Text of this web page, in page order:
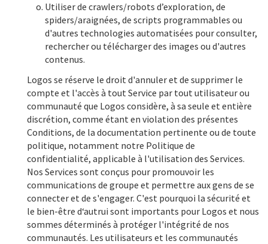
Utiliser de crawlers/robots d’exploration, de
spiders/araignées, de scripts programmables ou
d'autres technologies automatisées pour consulter,
rechercher ou télécharger des images ou d'autres
contenus.
Logos se réserve le droit d'annuler et de supprimer le
compte et l'accès à tout Service par tout utilisateur ou
communauté que Logos considère, à sa seule et entière
discrétion, comme étant en violation des présentes
Conditions, de la documentation pertinente ou de toute
politique, notamment notre Politique de
confidentialité, applicable à l'utilisation des Services.
Nos Services sont conçus pour promouvoir les
communications de groupe et permettre aux gens de se
connecter et de s'engager. C'est pourquoi la sécurité et
le bien-être d‘autrui sont importants pour Logos et nous
sommes déterminés à protéger l'intégrité de nos
communautés. Les utilisateurs et les communautés